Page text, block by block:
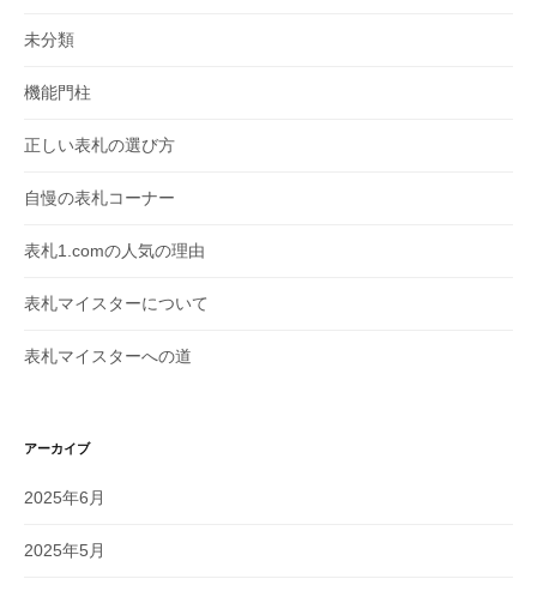
未分類
機能門柱
正しい表札の選び方
自慢の表札コーナー
表札1.comの人気の理由
表札マイスターについて
表札マイスターへの道
アーカイブ
2025年6月
2025年5月